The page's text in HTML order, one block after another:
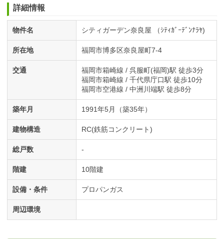
詳細情報
物件名 シティガーデン奈良屋 （ｼﾃｨｶﾞｰﾃﾞﾝﾅﾗﾔ)
所在地 福岡市博多区奈良屋町7-4
交通
福岡市箱崎線 / 呉服町(福岡)駅 徒歩3分
福岡市箱崎線 / 千代県庁口駅 徒歩10分
福岡市空港線 / 中洲川端駅 徒歩8分
築年月 1991年5月（築35年）
建物構造 RC(鉄筋コンクリート)
総戸数 -
階建 10階建
設備・条件 プロパンガス
周辺環境